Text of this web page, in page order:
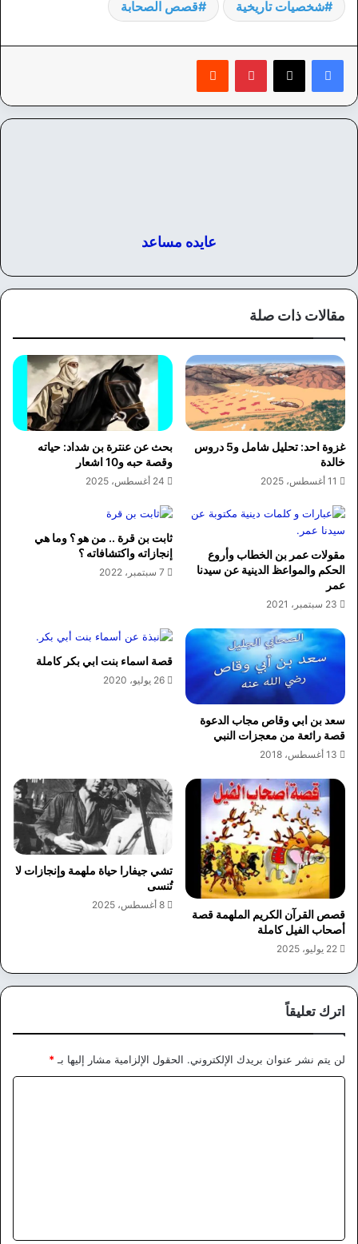
شخصيات تاريخية قصص الصحابة
بينتيريست
عايده مساعد
مقالات ذات صلة
غزوة احد: تحليل شامل و5 دروس
خالدة
11 أغسطس، 2025
بحث عن عنترة بن شداد: حياته
وقصة حبه و10 اشعار
24 أغسطس، 2025
مقولات عمر بن الخطاب وأروع
الحكم والمواعظ الدينية عن سيدنا
عمر
23 سبتمبر، 2021
ثابت بن قرة .. من هو ؟ وما هي
إنجازاته واكتشافاته ؟
7 سبتمبر، 2022
سعد بن ابي وقاص مجاب الدعوة
قصة رائعة من معجزات النبي
13 أغسطس، 2018
قصة اسماء بنت ابي بكر كاملة
26 يوليو، 2020
قصص القرآن الكريم الملهمة قصة
أصحاب الفيل كاملة
22 يوليو، 2025
تشي جيفارا حياة ملهمة وإنجازات لا
تُنسى
8 أغسطس، 2025
اترك تعليقاً
لن يتم نشر عنوان بريدك الإلكتروني. الحقول الإلزامية مشار إليها بـ *